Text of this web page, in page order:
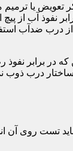
یا ترمیم
نفوذ آب از
درب ضدآب
در برابر نفوذ
درب ذوب